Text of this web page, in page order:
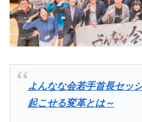
よんなな会若手首長セッ
起こせる変革とは～